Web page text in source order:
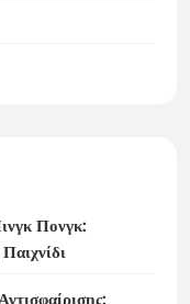
Πονγκ: